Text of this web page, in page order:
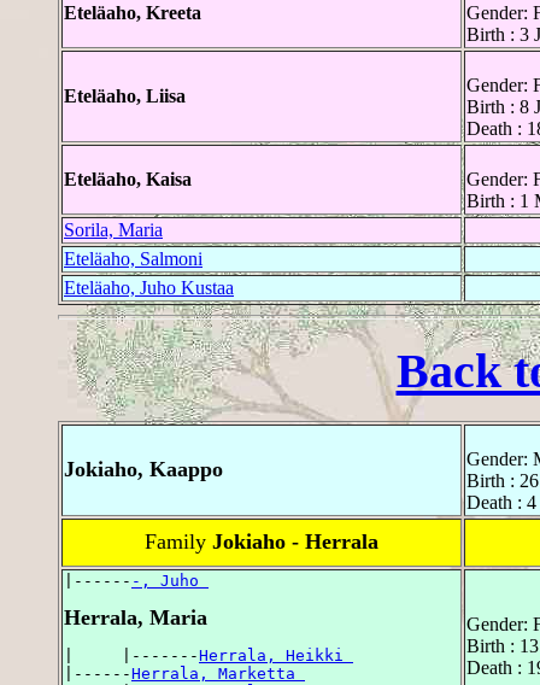
Eteläaho, Kreeta
Gender:
Birth : 3
Eteläaho, Liisa
Gender:
Birth : 8
Death :
Eteläaho, Kaisa
Gender:
Birth : 1
Sorila, Maria
Eteläaho, Salmoni
Eteläaho, Juho Kustaa
Back
Jokiaho, Kaappo
Gender:
Birth :
Death :
Family Jokiaho - Herrala
|------ -, Juho
Herrala, Maria
|     |-------Herrala, Heikki
|------Herrala, Marketta
Gender:
Birth :
Death :